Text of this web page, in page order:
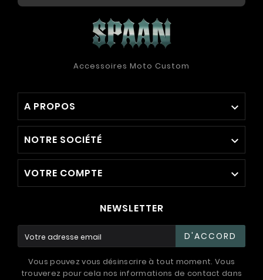
Accessoires Moto Custom
A PROPOS 
NOTRE SOCIÉTÉ 
VOTRE COMPTE 
NEWSLETTER
D'ACCORD
Vous pouvez vous désinscrire à tout moment. Vous
trouverez pour cela nos informations de contact dans